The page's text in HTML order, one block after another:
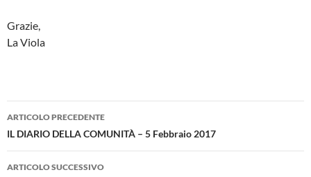
Grazie,
La Viola
Navigazione
articolo
ARTICOLO PRECEDENTE
IL DIARIO DELLA COMUNITÀ – 5 Febbraio 2017
ARTICOLO SUCCESSIVO